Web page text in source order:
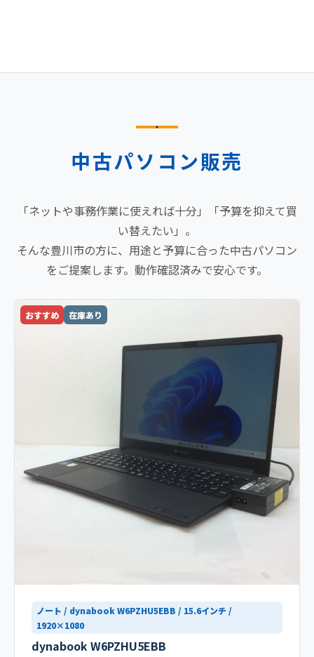
中古パソコン販売
「ネットや事務作業に使えれば十分」「予算を抑えて買
い替えたい」。
そんな豊川市の方に、用途と予算に合った中古パソコン
をご提案します。動作確認済みで安心です。
おすすめ 在庫あり
ノート / dynabook W6PZHU5EBB / 15.6インチ /
1920×1080
dynabook W6PZHU5EBB